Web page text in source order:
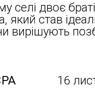
селі двоє
який став
вирішують
16